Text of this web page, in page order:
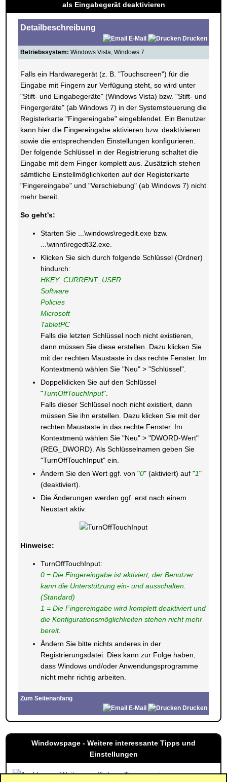
als Eingabegerät deaktivieren
Detailbeschreibung
E-Mail
Drucken
Betriebssystem: Windows Vista, Windows 7
Falls ein Hardwaregerät (z. B. "Touchscreen") für die
Eingabe mit Fingern zur Verfügung steht, so wird unter
"Stift- und Eingabegeräte" (Windows Vista) bzw. "Stift- und
Fingergeräte" (ab Windows 7) in der Systemsteuerung die
Registerkarte "Fingereingabe" eingeblendet. Ein Benutzer
kann hier die Fingereingabe aktivieren bzw. deaktivieren
sowie die entsprechenden Einstellungen konfigurieren.
Der folgende Schlüssel in der Registrierung schaltet die
Eingabe mit dem Finger komplett aus. Zusätzlich stehen
sämtliche Einstellmöglichkeiten auf der Registerkarte
"Fingereingabe" und "Verschiebung" (ab Windows 7) nicht
mehr bereit.
So geht's:
Starten Sie ...\windows\regedit.exe bzw.
...\winnt\regedt32.exe.
Klicken Sie sich durch folgende Schlüssel (Ordner)
hindurch:
HKEY_CURRENT_USER
Software
Policies
Microsoft
TabletPC
Falls die letzten Schlüssel noch nicht existieren,
dann müssen Sie diese erstellen. Dazu klicken Sie
mit der rechten Maustaste in das rechte Fenster. Im
Kontextmenü wählen Sie "Neu" > "Schlüssel".
Doppelklicken Sie auf den Schlüssel
"TurnOffTouchInput".
Falls dieser Schlüssel noch nicht existiert, dann
müssen Sie ihn erstellen. Dazu klicken Sie mit der
rechten Maustaste in das rechte Fenster. Im
Kontextmenü wählen Sie "Neu" > "DWORD-Wert"
(REG_DWORD). Als Schlüsselnamen geben Sie
"TurnOffTouchInput" ein.
Ändern Sie den Wert ggf. von "0" (aktiviert) auf "1"
(deaktiviert).
Die Änderungen werden ggf. erst nach einem
Neustart aktiv.
Hinweise:
TurnOffTouchInput:
0 = Die Fingereingabe ist aktiviert, der Benutzer
kann die Unterstützung ein- und ausschalten.
(Standard)
1 = Die Fingereingabe wird komplett deaktiviert und
die Konfigurationsmöglichkeiten stehen nicht mehr
bereit.
Ändern Sie bitte nichts anderes in der
Registrierungsdatei. Dies kann zur Folge haben,
dass Windows und/oder Anwendungsprogramme
nicht mehr richtig arbeiten.
Zum Seitenanfang
E-Mail
Drucken
Windowspage - Weitere interessante Tipps und
Einstellungen
Weitere verfügbare Tipps anzeigen